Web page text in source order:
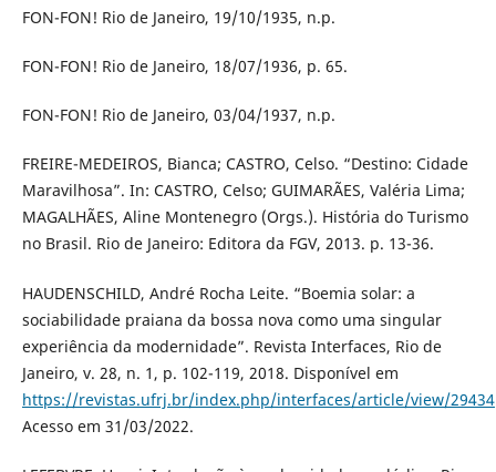
FON-FON! Rio de Janeiro, 19/10/1935, n.p.
FON-FON! Rio de Janeiro, 18/07/1936, p. 65.
FON-FON! Rio de Janeiro, 03/04/1937, n.p.
FREIRE-MEDEIROS, Bianca; CASTRO, Celso. “Destino: Cidade
Maravilhosa”. In: CASTRO, Celso; GUIMARÃES, Valéria Lima;
MAGALHÃES, Aline Montenegro (Orgs.). História do Turismo
no Brasil. Rio de Janeiro: Editora da FGV, 2013. p. 13-36.
HAUDENSCHILD, André Rocha Leite. “Boemia solar: a
sociabilidade praiana da bossa nova como uma singular
experiência da modernidade”. Revista Interfaces, Rio de
Janeiro, v. 28, n. 1, p. 102-119, 2018. Disponível em
https://revistas.ufrj.br/index.php/interfaces/article/view/29434
Acesso em 31/03/2022.